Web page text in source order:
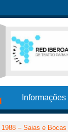
1988 – Saias e Bocas